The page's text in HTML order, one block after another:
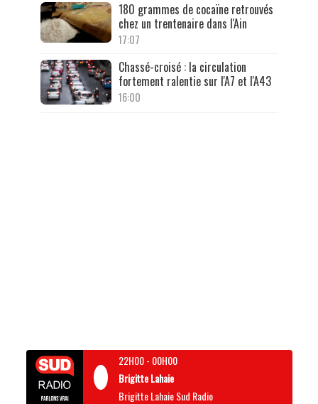
180 grammes de cocaïne retrouvés
chez un trentenaire dans l'Ain
17:07
Chassé-croisé : la circulation
fortement ralentie sur l'A7 et l'A43
16:00
22H00- 00H00
Brigitte Lahaie
Brigitte Lahaie Sud Radio